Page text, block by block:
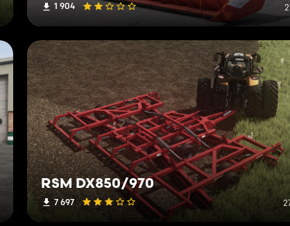
1 904
RSM DX850/970
7 697